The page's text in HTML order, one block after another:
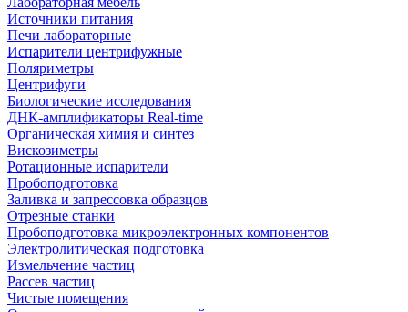
Источники питания
Печи лабораторные
Испарители центрифужные
Поляриметры
Центрифуги
Биологические исследования
ДНК-амплификаторы Real-time
Органическая химия и синтез
Вискозиметры
Ротационные испарители
Пробоподготовка
Заливка и запрессовка образцов
Отрезные станки
Пробоподготовка микроэлектронных компонентов
Электролитическая подготовка
Измельчение частиц
Рассев частиц
Чистые помещения